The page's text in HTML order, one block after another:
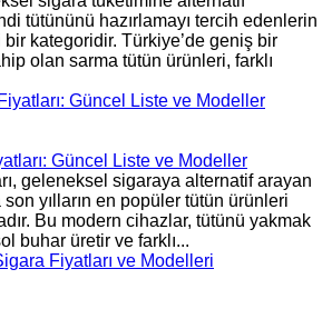
tütününü hazırlamayı tercih edenlerin
kategoridir. Türkiye’de geniş bir
olan sarma tütün ürünleri, farklı
Güncel Liste ve Modeller
geleneksel sigaraya alternatif arayan
son yılların en popüler tütün ürünleri
Bu modern cihazlar, tütünü yakmak
buhar üretir ve farklı...